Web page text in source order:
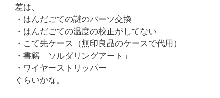
差は、
・はんだごての謎のパーツ交換
・はんだごての温度の校正がしてない
・こて先ケース（無印良品のケースで代用）
・書籍「ソルダリングアート」
・ワイヤーストリッパー
ぐらいかな。